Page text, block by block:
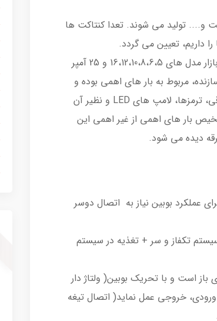
و.... تولید می شوند. تعدا کنتاکت ها
داریم، تعیین می گردد.
حداکثر جریانی است که ا زکنتاکت عبور دارد. در بازار مدل های 16،12،10،8،6،5 و 25 آمپر
مربوط به بار های اهمی بوده و
درصورت اتصال بار های سلفی یا خازنی نظیر شیرهای برقی، ترمزها، لامپ های LED و نظیر آن
بار های اهمی از غیر اهمی این
دیده می شود.
عملکرد بوبین نیاز به اتصال دوسر
تکفاز و سر + تغذیه در سیستم
است و با تحریک بوبین( ولتاژ دار
خروجی عمل نماید( اتصال تیغه